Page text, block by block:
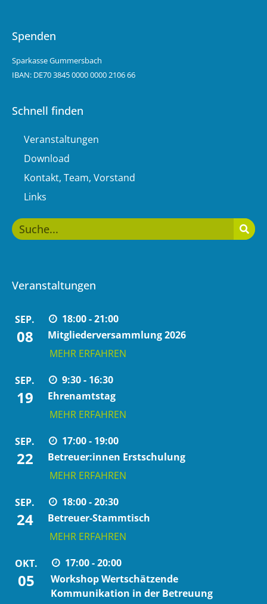
Spenden
Sparkasse Gummersbach
IBAN: DE70 3845 0000 0000 2106 66
Schnell finden
Veranstaltungen
Download
Kontakt, Team, Vorstand
Links
Veranstaltungen
SEP.
08
18:00 - 21:00
Mitgliederversammlung 2026
MEHR ERFAHREN
SEP.
19
9:30 - 16:30
Ehrenamtstag
MEHR ERFAHREN
SEP.
22
17:00 - 19:00
Betreuer:innen Erstschulung
MEHR ERFAHREN
SEP.
24
18:00 - 20:30
Betreuer-Stammtisch
MEHR ERFAHREN
OKT.
05
17:00 - 20:00
Workshop Wertschätzende
Kommunikation in der Betreuung